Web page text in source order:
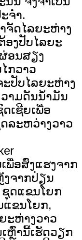
ຈຳ.
ຈັດໄລຍະຫ່າງ
ອງປັບໄລຍະ
ອນສຽງ
ກວາວ
ະປັບໄລຍະຫ່າງ
າມດັນນ້ຳມັນ
ເຊີຍເພື່ອ
ລະຫວ່າງວາວ
ອສົ່ງແຮງຈາກ
ຈາກປ່ຽນ
ຊຸດແຂນໂຍກ
ຂນໂຍກ,
ະຫ່າງວາວ
ຫຼົ່ານີ້ເຮັດວຽກ